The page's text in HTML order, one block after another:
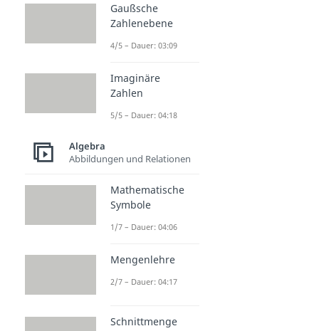
Gaußsche
Zahlenebene
4/5 – Dauer: 03:09
Imaginäre
Zahlen
5/5 – Dauer: 04:18
Algebra
Abbildungen und Relationen
Mathematische
Symbole
1/7 – Dauer: 04:06
Mengenlehre
2/7 – Dauer: 04:17
Schnittmenge